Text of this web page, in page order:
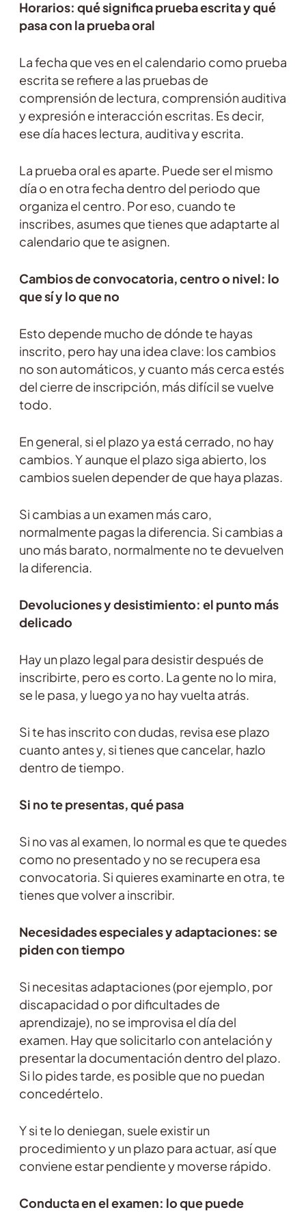
Horarios: qué significa prueba escrita y qué
pasa con la prueba oral
La fecha que ves en el calendario como prueba
escrita se refiere a las pruebas de
comprensión de lectura, comprensión auditiva
y expresión e interacción escritas. Es decir,
ese día haces lectura, auditiva y escrita.
La prueba oral es aparte. Puede ser el mismo
día o en otra fecha dentro del periodo que
organiza el centro. Por eso, cuando te
inscribes, asumes que tienes que adaptarte al
calendario que te asignen.
Cambios de convocatoria, centro o nivel: lo
que sí y lo que no
Esto depende mucho de dónde te hayas
inscrito, pero hay una idea clave: los cambios
no son automáticos, y cuanto más cerca estés
del cierre de inscripción, más difícil se vuelve
todo.
En general, si el plazo ya está cerrado, no hay
cambios. Y aunque el plazo siga abierto, los
cambios suelen depender de que haya plazas.
Si cambias a un examen más caro,
normalmente pagas la diferencia. Si cambias a
uno más barato, normalmente no te devuelven
la diferencia.
Devoluciones y desistimiento: el punto más
delicado
Hay un plazo legal para desistir después de
inscribirte, pero es corto. La gente no lo mira,
se le pasa, y luego ya no hay vuelta atrás.
Si te has inscrito con dudas, revisa ese plazo
cuanto antes y, si tienes que cancelar, hazlo
dentro de tiempo.
Si no te presentas, qué pasa
Si no vas al examen, lo normal es que te quedes
como no presentado y no se recupera esa
convocatoria. Si quieres examinarte en otra, te
tienes que volver a inscribir.
Necesidades especiales y adaptaciones: se
piden con tiempo
Si necesitas adaptaciones (por ejemplo, por
discapacidad o por dificultades de
aprendizaje), no se improvisa el día del
examen. Hay que solicitarlo con antelación y
presentar la documentación dentro del plazo.
Si lo pides tarde, es posible que no puedan
concedértelo.
Y si te lo deniegan, suele existir un
procedimiento y un plazo para actuar, así que
conviene estar pendiente y moverse rápido.
Conducta en el examen: lo que puede